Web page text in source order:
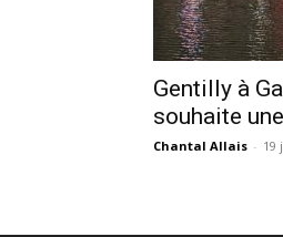
Gentilly à
souhaite
Chantal Allais - 19